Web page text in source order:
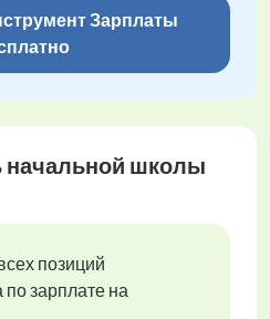
Зарплаты
начальной школы
позиций
по зарплате на